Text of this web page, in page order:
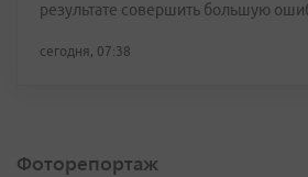
результате совершить большую
сегодня, 07:38
Фоторепортаж